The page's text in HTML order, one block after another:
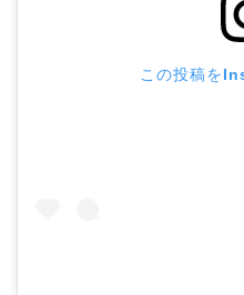
この投稿を